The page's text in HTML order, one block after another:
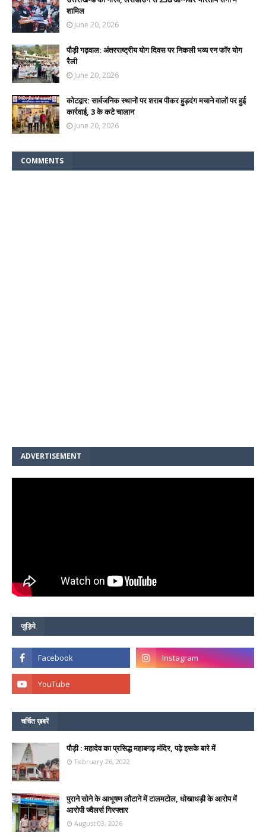
शामिल
June 20, 2026
पौड़ी गढ़वाल: अंतरराष्ट्रीय योग दिवस पर निकली भव्य रन फॉर योग
रैली
June 20, 2026
कोटद्वार: सार्वजनिक स्थानों पर शराब पीकर हुड़दंग मचाने वालों पर हुई
कार्रवाई, 3 के कटे चालान
June 20, 2026
COMMENTS
ADVERTISEMENT
जुड़िये
चर्चित ख़बरें
पौड़ी : महादेव का प्रसिद्ध महाबगढ़ मंदिर, पढ़े इसके बारे में
February 26, 2022
पुराने सोने के आभूषण लौटाने में टालमटोल, धोखाधड़ी के आरोप में
आरोपी ज्वैलर्स गिरफ्तार
August 03, 2026